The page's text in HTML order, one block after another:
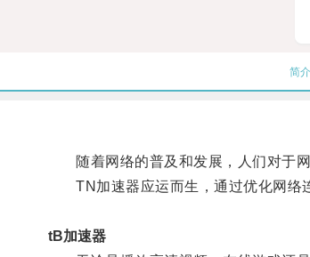
简介
随着网络的普及和发展，人们对于网
TN加速器应运而生，通过优化网络连
tB加速器